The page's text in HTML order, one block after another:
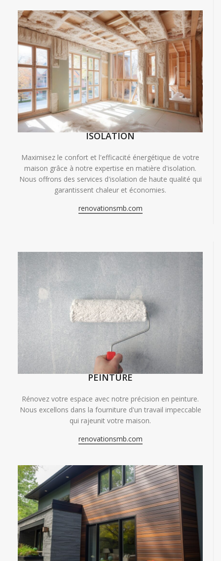
ISOLATION
Maximisez le confort et l'efficacité énergétique de votre
maison grâce à notre expertise en matière d'isolation.
Nous offrons des services d'isolation de haute qualité qui
garantissent chaleur et économies.
renovationsmb.com
PEINTURE
Rénovez votre espace avec notre précision en peinture.
Nous excellons dans la fourniture d'un travail impeccable
qui rajeunit votre maison.
renovationsmb.com